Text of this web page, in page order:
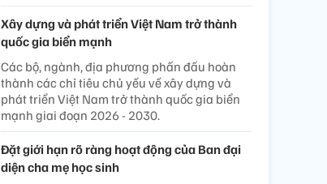
Xây dựng và phát triển Việt Nam trở thành
quốc gia biển mạnh
Các bộ, ngành, địa phương phấn đấu hoàn
thành các chỉ tiêu chủ yếu về xây dựng và
phát triển Việt Nam trở thành quốc gia biển
mạnh giai đoạn 2026 - 2030.
Đặt giới hạn rõ ràng hoạt động của Ban đại
diện cha mẹ học sinh